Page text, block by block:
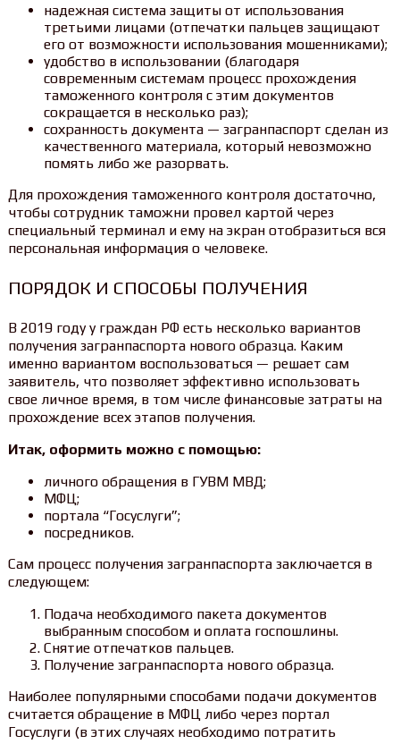
надежная система защиты от использования
третьими лицами (отпечатки пальцев защищают
его от возможности использования мошенниками);
удобство в использовании (благодаря
современным системам процесс прохождения
таможенного контроля с этим документов
сокращается в несколько раз);
сохранность документа — загранпаспорт сделан из
качественного материала, который невозможно
помять либо же разорвать.
Для прохождения таможенного контроля достаточно,
чтобы сотрудник таможни провел картой через
специальный терминал и ему на экран отобразиться вся
персональная информация о человеке.
ПОРЯДОК И СПОСОБЫ ПОЛУЧЕНИЯ
В 2019 году у граждан РФ есть несколько вариантов
получения загранпаспорта нового образца. Каким
именно вариантом воспользоваться — решает сам
заявитель, что позволяет эффективно использовать
свое личное время, в том числе финансовые затраты на
прохождение всех этапов получения.
Итак, оформить можно с помощью:
личного обращения в ГУВМ МВД;
МФЦ;
портала “Госуслуги”;
посредников.
Сам процесс получения загранпаспорта заключается в
следующем:
Подача необходимого пакета документов
выбранным способом и оплата госпошлины.
Снятие отпечатков пальцев.
Получение загранпаспорта нового образца.
Наиболее популярными способами подачи документов
считается обращение в МФЦ либо через портал
Госуслуги (в этих случаях необходимо потратить